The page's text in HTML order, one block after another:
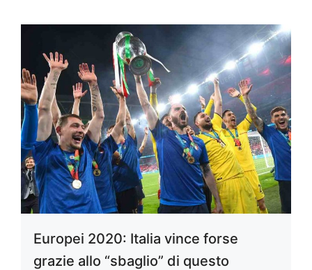
Europei 2020: Italia vince forse
grazie allo “sbaglio” di questo